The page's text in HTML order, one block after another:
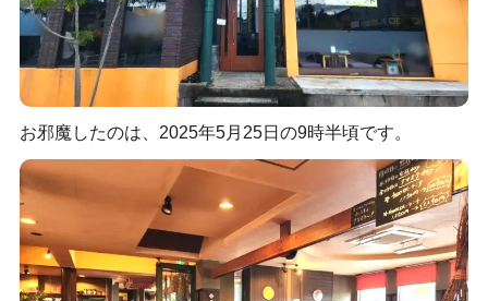
お邪魔したのは、2025年5月25日の9時半頃です。